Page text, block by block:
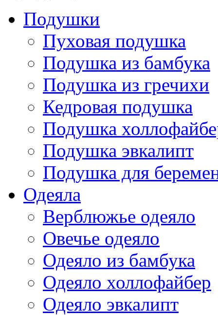
Подушки
Пуховая подушка
Подушка из бамбука
Подушка из гречихи
Кедровая подушка
Подушка
Подушка эвкалипт
Подушка для
Одеяла
Верблюжье одеяло
Овечье одеяло
Одеяло из бамбука
Одеяло холлофайбер
Одеяло эвкалипт